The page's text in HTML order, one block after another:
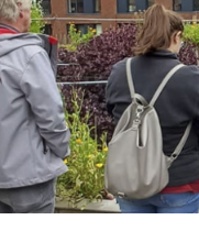
a partilha de
nacional e internacional”